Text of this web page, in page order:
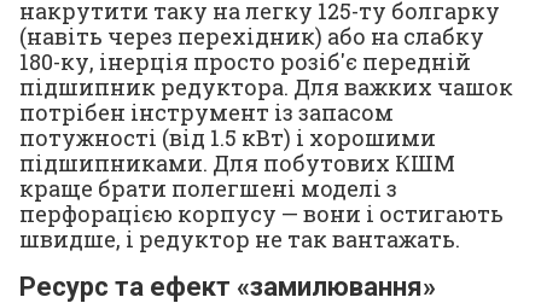
накрутити таку на легку 125-ту болгарку
(навіть через перехідник) або на слабку
180-ку, інерція просто розіб'є передній
підшипник редуктора. Для важких чашок
потрібен інструмент із запасом
потужності (від 1.5 кВт) і хорошими
підшипниками. Для побутових КШМ
краще брати полегшені моделі з
перфорацією корпусу — вони і остигають
швидше, і редуктор не так вантажать.
Ресурс та ефект «замилювання»